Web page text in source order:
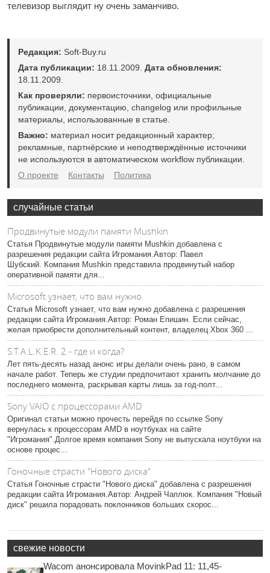
телевизор выглядит ну очень заманчиво.
Редакция: Soft-Buy.ru
Дата публикации: 18.11.2009. Дата обновления:
18.11.2009.
Как проверяли: первоисточники, официальные
публикации, документацию, changelog или профильные
материалы, использованные в статье.
Важно: материал носит редакционный характер;
рекламные, партнёрские и неподтверждённые источники
не используются в автоматическом workflow публикации.
О проекте
Контакты Политика
случайные статьи
Продвинутые модули памяти Mushkin
Статья Продвинутые модули памяти Mushkin добавлена с
разрешения редакции сайта Игромания.Автор: Павел
Шубский. Компания Mushkin представила продвинутый набор
оперативной памяти для...
Microsoft узнает, что вам нужно
Статья Microsoft узнает, что вам нужно добавлена с разрешения
редакции сайта Игромания.Автор: Роман Епишин. Если сейчас,
желая приобрести дополнительный контент, владелец Xbox 360 ...
S.T.A.L.K.E.R. 2 - где и когда?
Лет пять-десять назад анонс игры делали очень рано, в самом
начале работ. Теперь же студии предпочитают хранить молчание до
последнего момента, раскрывая карты лишь за год-полт...
Sony VAIO с процессорами AMD
Оригинал статьи можно прочесть перейдя по ссылке Sony
вернулась к процессорам AMD в ноутбуках на сайте
"Игромания".Долгое время компания Sony не выпускала ноутбуки на
основе процес...
Гоночные страсти "Нового диска"
Статья Гоночные страсти "Нового диска" добавлена с разрешения
редакции сайта Игромания.Автор: Андрей Чаплюк. Компания "Новый
диск" решила порадовать поклонников больших скорос...
свежие новости
Wacom анонсировала MovinkPad 11: 11,45-